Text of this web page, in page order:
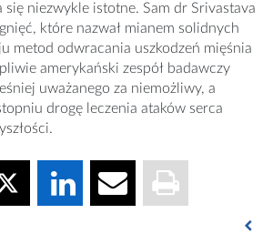
niezwykle istotne. Sam dr Srivastava
które nazwał mianem solidnych
metod odwracania uszkodzeń mięśnia
amerykański zespół badawczy
uważanego za niemożliwy, a
drogę leczenia ataków serca